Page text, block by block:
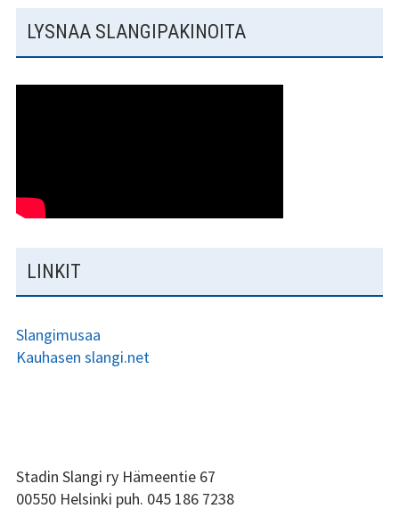
LYSNAA SLANGIPAKINOITA
LINKIT
Slangimusaa
Kauhasen slangi.net
ALAPALKIN
SIVUPALKKI
Stadin Slangi ry Hämeentie 67
00550 Helsinki puh. 045 186 7238